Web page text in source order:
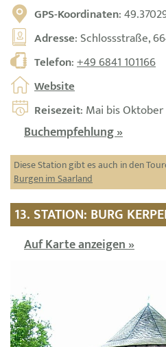
GPS-Koordinaten:
Adresse: Schlossstraße,
Telefon:+49 6841 101166
Website
Reisezeit: Mai bis Oktober
Buchempfehlung »
Diese Station gibt es auch in den
Burgen im Saarland
13. STATION: BURG
Auf Karte anzeigen »